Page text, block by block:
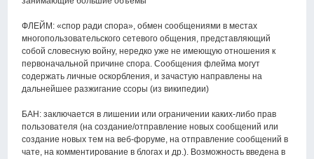
ФЛЕЙМ: «спор ради спора», обмен сообщениями в местах
многопользовательского сетевого общения, представляющий
собой словесную войну, нередко уже не имеющую отношения к
первоначальной причине спора. Сообщения флейма могут
содержать личные оскорбления, и зачастую направлены на
дальнейшее разжигание ссоры (из википедии)
БАН: заключается в лишении или ограничении каких-либо прав
пользователя (на создание/отправление новых сообщений или
создание новых тем на веб-форуме, на отправление сообщений в
чате, на комментирование в блогах и др.). Возможность введена в